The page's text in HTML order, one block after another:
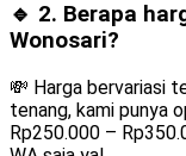
🔹 2. Berapa
Wonosari?
💸 Harga bervariasi
tenang, kami punya
Rp250.000 –